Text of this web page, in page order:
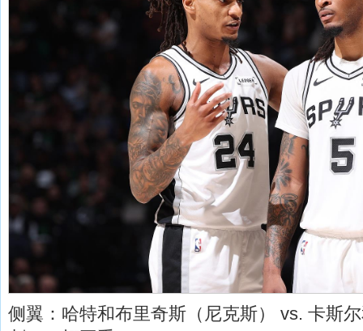
侧翼：哈特和布里奇斯（尼克斯） vs. 卡斯